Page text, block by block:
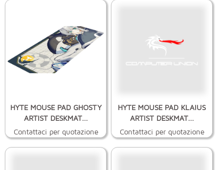
HYTE MOUSE PAD GHOSTY
ARTIST DESKMAT...
Contattaci per quotazione
HYTE MOUSE PAD KLAIUS
ARTIST DESKMAT...
Contattaci per quotazione